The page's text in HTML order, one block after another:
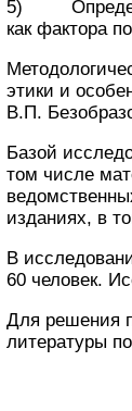
5)
как фактора
этики и
В.П.
Базой
том числе
изданиях, в
В
60 человек.
Для решения
литературы